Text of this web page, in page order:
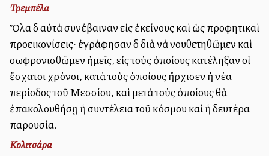
Τρεμπέλα
Ὅλα δὲ αὐτὰ συνέβαιναν εἰς ἐκείνους καὶ ὡς προφητικαὶ
προεικονίσεις· ἐγράφησαν δὲ διὰ νὰ νουθετηθῶμεν καὶ
σωφρονισθῶμεν ἡμεῖς, εἰς τοὺς ὁποίους κατέληξαν οἱ
ἔσχατοι χρόνοι, κατὰ τοὺς ὁποίους ἤρχισεν ἡ νέα
περίοδος τοῦ Μεσσίου, καὶ μετὰ τοὺς ὁποίους θὰ
ἐπακολουθήσῃ ἡ συντέλεια τοῦ κόσμου καὶ ἡ δευτέρα
παρουσία.
Κολιτσάρα